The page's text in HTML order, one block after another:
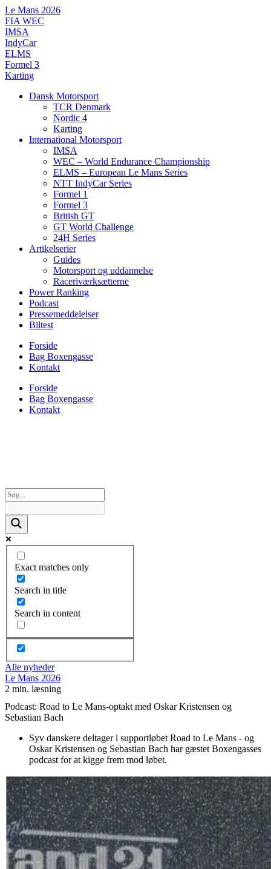
Videre
til
indhold
Le Mans 2026
FIA WEC
IMSA
IndyCar
ELMS
Formel 3
Karting
Dansk Motorsport
TCR Denmark
Nordic 4
Karting
International Motorsport
IMSA
WEC – World Endurance Championship
ELMS – European Le Mans Series
NTT IndyCar Series
Formel 1
Formel 3
British GT
GT World Challenge
24H Series
Artikelserier
Guides
Motorsport og uddannelse
Raceriværksætterne
Power Ranking
Podcast
Pressemeddelelser
Biltest
Forside
Bag Boxengasse
Kontakt
Forside
Bag Boxengasse
Kontakt
Exact matches only
Search in title
Search in content
Alle nyheder
Le Mans 2026
2 min. læsning
Podcast: Road to Le Mans-optakt med Oskar Kristensen og
Sebastian Bach
Syv danskere deltager i supportløbet Road to Le Mans - og
Oskar Kristensen og Sebastian Bach har gæstet Boxengasses
podcast for at kigge frem mod løbet.